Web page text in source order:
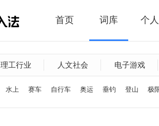
首页 词库 个
理工行业 人文社会 电子游戏
水上 赛车 自行车 奥运 垂钓 登山 极